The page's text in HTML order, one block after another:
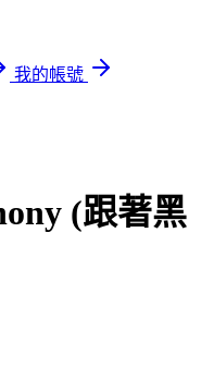
我的帳號
(跟著黑